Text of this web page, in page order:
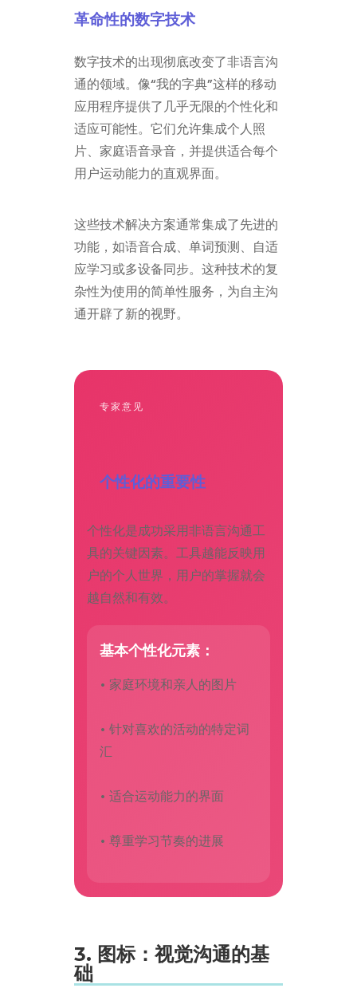
革命性的数字技术
数字技术的出现彻底改变了非语言沟
通的领域。像“我的字典”这样的移动
应用程序提供了几乎无限的个性化和
适应可能性。它们允许集成个人照
片、家庭语音录音，并提供适合每个
用户运动能力的直观界面。
这些技术解决方案通常集成了先进的
功能，如语音合成、单词预测、自适
应学习或多设备同步。这种技术的复
杂性为使用的简单性服务，为自主沟
通开辟了新的视野。
专家意见
个性化的重要性
个性化是成功采用非语言沟通工
具的关键因素。工具越能反映用
户的个人世界，用户的掌握就会
越自然和有效。
基本个性化元素：
• 家庭环境和亲人的图片
• 针对喜欢的活动的特定词
汇
• 适合运动能力的界面
• 尊重学习节奏的进展
3. 图标：视觉沟通的基
础